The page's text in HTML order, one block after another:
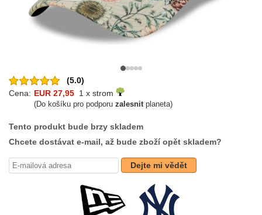
(5.0)
Cena: EUR 27,95 1 x strom
(Do košíku pro podporu zalesnitplaneta)
Tento produkt bude brzy skladem
Chcete dostávat e-mail, až bude zboží opět skladem?
Dejte mi vědět